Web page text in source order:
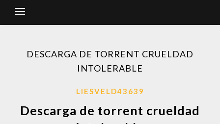
DESCARGA DE TORRENT CRUELDAD
INTOLERABLE
LIESVELD43639
Descarga de torrent crueldad